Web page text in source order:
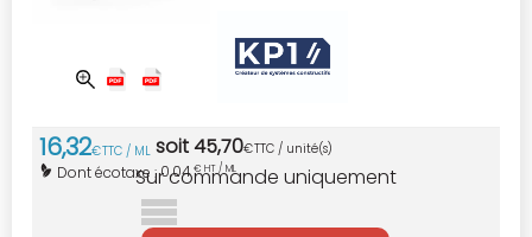
16,32€TTC / ML soit45,70€TTC / unité(s)
Dont écotaxe :0,04€ HT / ML
Sur commande uniquement